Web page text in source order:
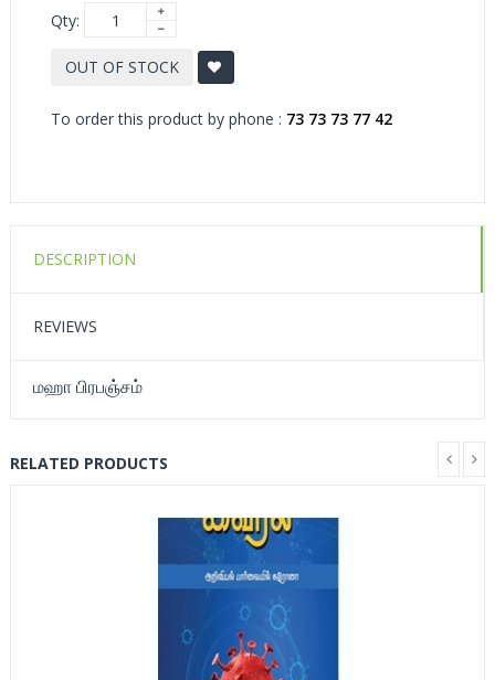
Qty:
OUT OF STOCK
To order this product by phone : 73 73 73 77 42
DESCRIPTION
REVIEWS
மஹா பிரபஞ்சம்
RELATED PRODUCTS